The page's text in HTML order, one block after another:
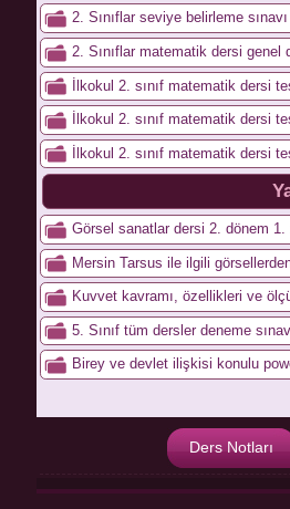
2. Sınıflar seviye belirleme
2. Sınıflar matematik dersi genel
İlkokul 2. sınıf matematik dersi
İlkokul 2. sınıf matematik dersi
İlkokul 2. sınıf matematik dersi
Görsel sanatlar dersi 2. dönem 1.
Mersin Tarsus ile ilgili
Kuvvet kavramı, özellikleri ve
5. Sınıf tüm dersler deneme
Birey ve devlet ilişkisi konulu
Ders Notları